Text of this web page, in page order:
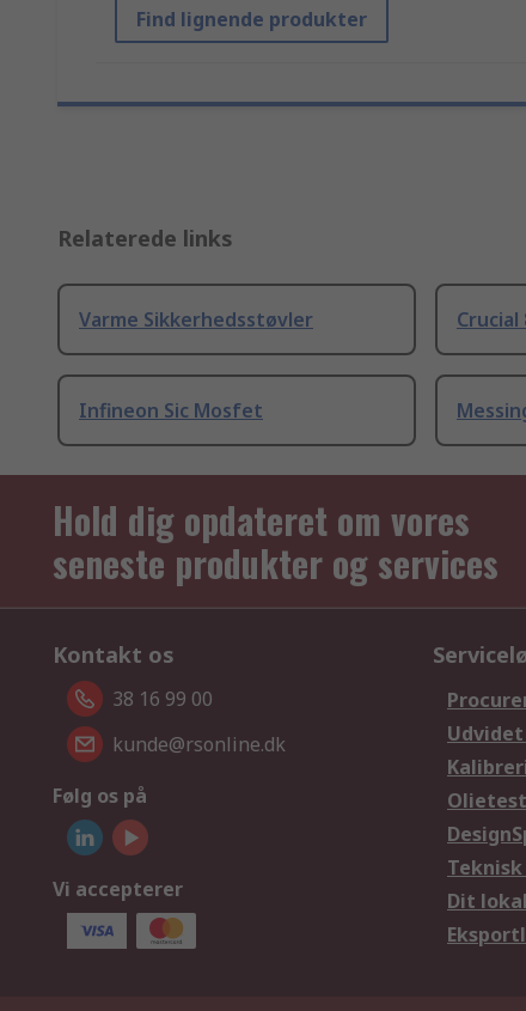
Find lignende produkter
Relaterede links
Varme Sikkerhedsstøvler Crucial
Infineon Sic Mosfet
Hold dig opdateret om vores
seneste produkter og services
Kontakt os
38 16 99 00
kunde@rsonline.dk
Følg os på
Vi accepterer
Dit